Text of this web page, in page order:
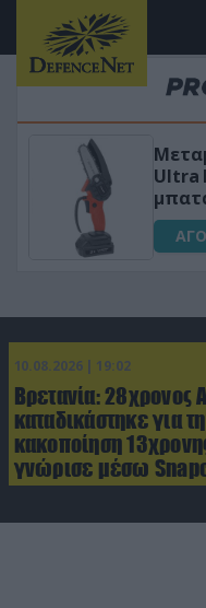
Ultra
10.08.2026 | 19:02
Βρετανία: 28χρονος
καταδικάστηκε για
κακοποίηση
γνώρισε μέσω